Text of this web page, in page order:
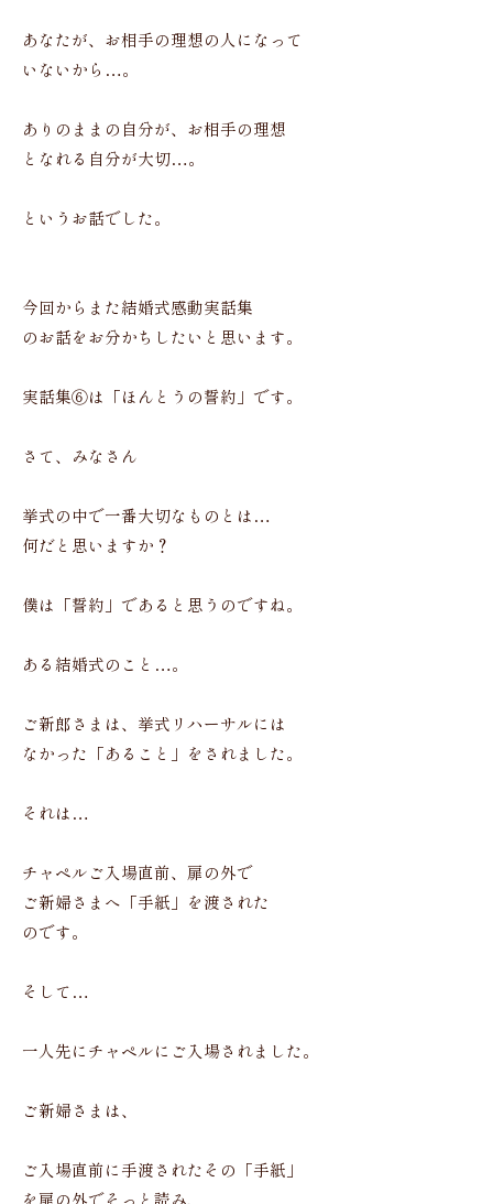
あなたが、お相手の理想の人になって
いないから…。
ありのままの自分が、お相手の理想
となれる自分が大切…。
というお話でした。
今回からまた結婚式感動実話集
のお話をお分かちしたいと思います。
実話集⑥は「ほんとうの誓約」です。
さて、みなさん
挙式の中で一番大切なものとは…
何だと思いますか？
僕は「誓約」であると思うのですね。
ある結婚式のこと…。
ご新郎さまは、挙式リハーサルには
なかった「あること」をされました。
それは…
チャペルご入場直前、扉の外で
ご新婦さまへ「手紙」を渡された
のです。
そして…
一人先にチャペルにご入場されました。
ご新婦さまは、
ご入場直前に手渡されたその「手紙」